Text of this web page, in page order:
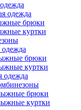
одежда
брюки
куртки
брюки
куртки
одежда
брюки
куртки